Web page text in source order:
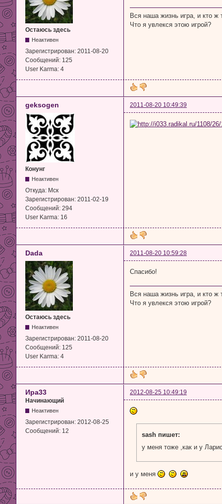
Остаюсь здесь
Неактивен
Зарегистрирован: 2011-08-20
Сообщений: 125
User Karma: 4
Вся наша жизнь игра, и кто ж
Что я увлекся этою игрой?
geksogen 2011-08-20 10:49:39
Конунг
Неактивен
Откуда: Мск
Зарегистрирован: 2011-02-19
Сообщений: 294
User Karma: 16
Dada 2011-08-20 10:59:28
Остаюсь здесь
Неактивен
Зарегистрирован: 2011-08-20
Сообщений: 125
User Karma: 4
Спасибо!
Вся наша жизнь игра, и кто ж
Что я увлекся этою игрой?
Ира33
2012-08-25 10:49:19
Начинающий
Неактивен
Зарегистрирован: 2012-08-25
Сообщений: 12
sash пишет:
у меня тоже ,как и у
и у меня